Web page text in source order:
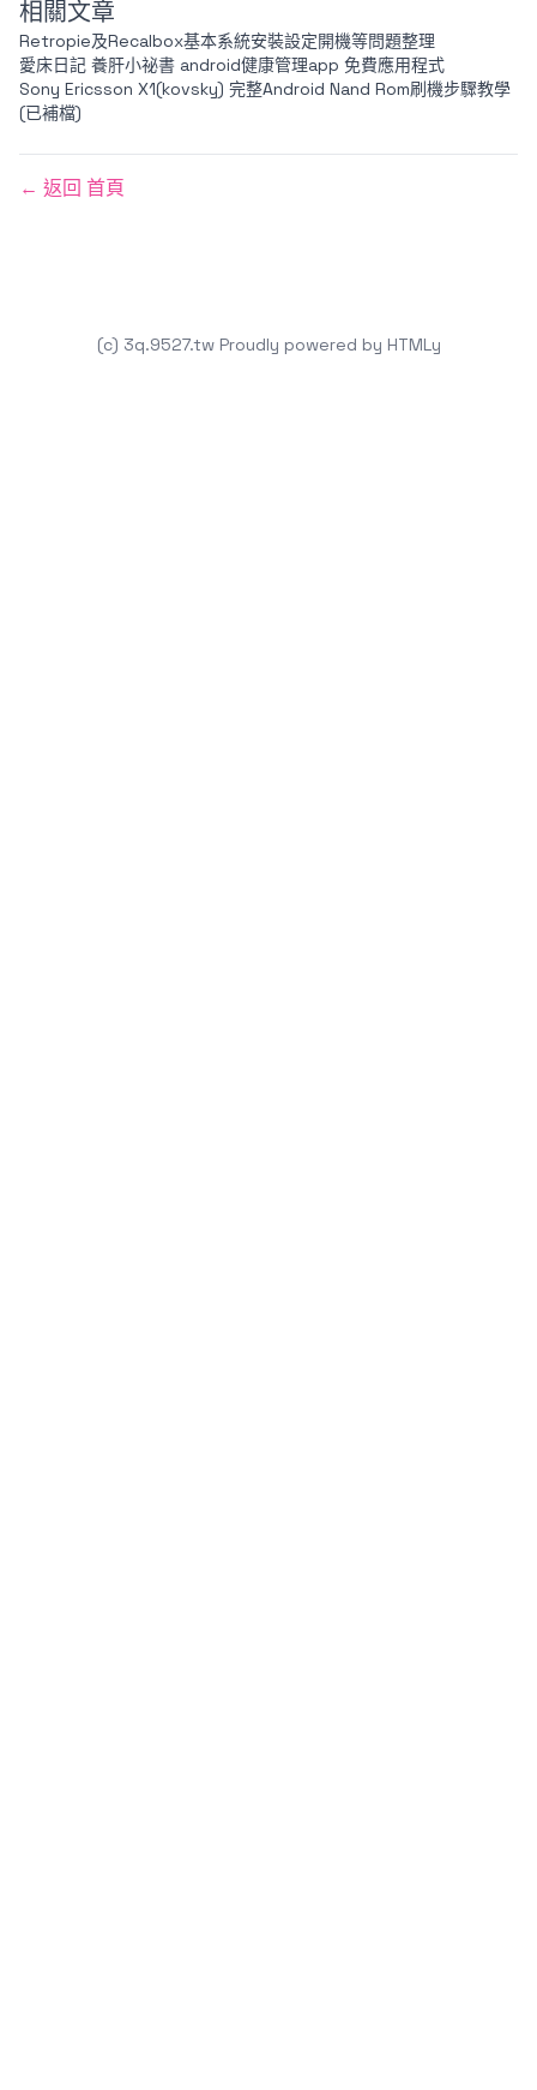
相關文章
Retropie及Recalbox基本系統安裝設定開機等問題整理
愛床日記 養肝小祕書 android健康管理app 免費應用程式
Sony Ericsson X1(kovsky) 完整Android Nand Rom刷機步驟教學
(已補檔)
← 返回 首頁
(c) 3q.9527.tw Proudly powered by HTMLy